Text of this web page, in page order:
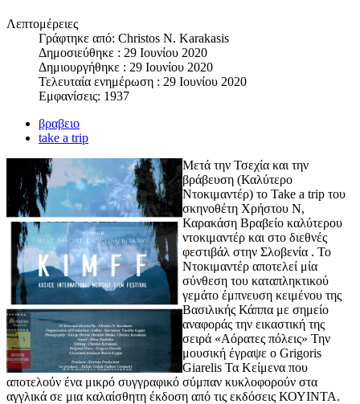
Λεπτομέρειες
Γράφτηκε από: Christos N. Karakasis
Δημοσιεύθηκε : 29 Ιουνίου 2020
Δημιουργήθηκε : 29 Ιουνίου 2020
Τελευταία ενημέρωση : 29 Ιουνίου 2020
Εμφανίσεις: 1937
βραβειο
take a trip
Μετά την Τσεχία και την
βράβευση (Καλύτερο
Ντοκιμαντέρ) το Take a trip του
σκηνοθέτη Χρήστου Ν,
Καρακάση Βραβείο καλύτερου
ντοκιμαντέρ και στο διεθνές
φεστιβάλ στην Σλοβενία . Το
Ντοκιμαντέρ αποτελεί μία
σύνθεση του καταπληκτικού
γεμάτο έμπνευση κειμένου της
Βασιλικής Κάππα με σημείο
αναφοράς την εικαστική της
σειρά «Αόρατες πόλεις» Την
μουσική έγραψε ο Grigoris
Giarelis Τα Κείμενα που
αποτελούν ένα μικρό συγγραφικό σύμπαν κυκλοφορούν στα
αγγλικά σε μια καλαίσθητη έκδοση από τις εκδόσεις ΚΟΥΙΝΤΑ.